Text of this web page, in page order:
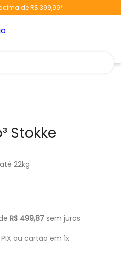
de R$ 399,99*
Stokke
22kg
R$ 499,87 sem juros
ou cartão em 1x